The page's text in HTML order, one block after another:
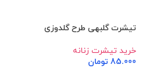
تیشرت گلبهی طرح گلدوزی
خرید تیشرت زنانه
85.000 تومان